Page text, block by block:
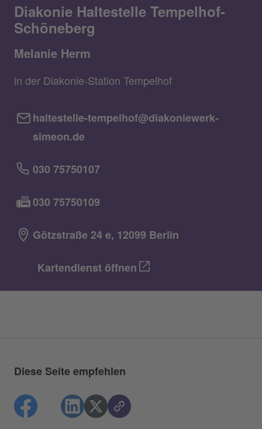
Diakonie Haltestelle Tempelhof-
Schöneberg
Melanie Herm
in der Diakonie-Station Tempelhof
haltestelle-tempelhof@diakoniewerk-
simeon.de
030 75750107
030 75750109
Götzstraße 24 e, 12099 Berlin
Kartendienst öffnen
Diese Seite empfehlen